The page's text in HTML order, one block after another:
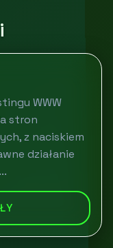
WWW
stron
z naciskiem
działanie